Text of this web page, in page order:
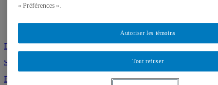
Demande d’admission
School of design
Blog
« Préférences ».
Tout refuser
Autoriser les témoins